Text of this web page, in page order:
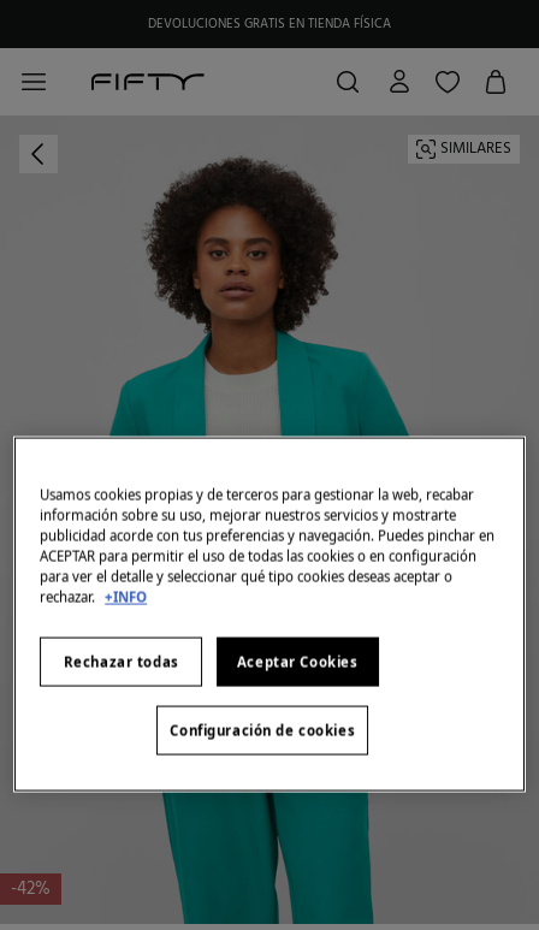
SIMILARES
-42%
Usamos cookies propias y de terceros para gestionar la web, recabar
información sobre su uso, mejorar nuestros servicios y mostrarte
publicidad acorde con tus preferencias y navegación. Puedes pinchar en
ACEPTAR para permitir el uso de todas las cookies o en configuración
para ver el detalle y seleccionar qué tipo cookies deseas aceptar o
rechazar. +INFO
Rechazar todas Aceptar Cookies
Configuración de cookies